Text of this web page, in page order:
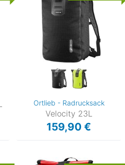
Ortlieb - Radrucksack
Velocity 23L
159,90 €